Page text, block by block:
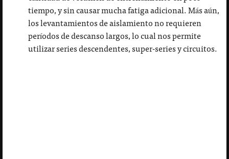
tiempo, y sin causar mucha fatiga adicional. Más aún,
los levantamientos de aislamiento no requieren
períodos de descanso largos, lo cual nos permite
utilizar series descendentes, super-series y circuitos.